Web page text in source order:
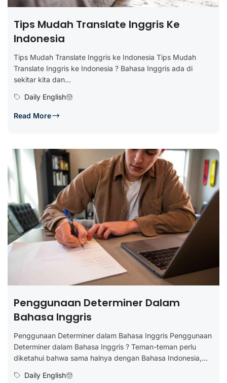
Tips Mudah Translate Inggris Ke
Indonesia
Tips Mudah Translate Inggris ke Indonesia Tips Mudah
Translate Inggris ke Indonesia ? Bahasa Inggris ada di
sekitar kita dan...
Daily English
Read More
Penggunaan Determiner Dalam
Bahasa Inggris
Penggunaan Determiner dalam Bahasa Inggris Penggunaan
Determiner dalam Bahasa Inggris ? Teman-teman perlu
diketahui bahwa sama halnya dengan Bahasa Indonesia,...
Daily English